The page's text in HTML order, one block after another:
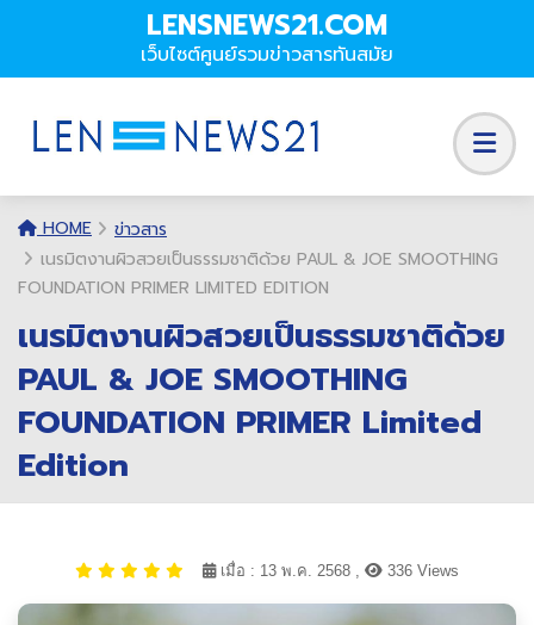
LENSNEWS21.COM
เว็บไซต์ศูนย์รวมข่าวสารทันสมัย
HOME
ข่าวสาร
เนรมิตงานผิวสวยเป็นธรรมชาติด้วย PAUL & JOE SMOOTHING
FOUNDATION PRIMER LIMITED EDITION
เนรมิตงานผิวสวยเป็นธรรมชาติด้วย
PAUL & JOE SMOOTHING
FOUNDATION PRIMER Limited
Edition
เมื่อ : 13 พ.ค. 2568 , 336 Views